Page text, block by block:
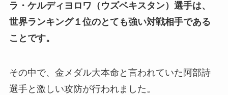
ラ・ケルディヨロワ（ウズベキスタン）選手は、
世界ランキング１位のとても強い対戦相手である
ことです。
その中で、金メダル大本命と言われていた阿部詩
選手と激しい攻防が行われました。